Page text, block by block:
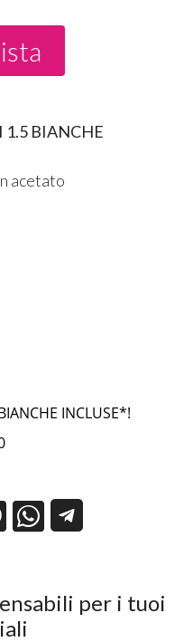
BIANCHE
acetato
INCLUSE*!
per i tuoi